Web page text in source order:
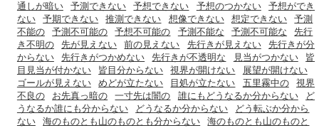
通しが暗い
予測できない 予想できない 予想のつかない
予想ができ
ない
予期できない 推測できない 想像できない 想定できない
予測
不能の
予測不可能の 予想不可能の 予測不能な 予測不可能な
先行
き不明の
先が見えない 前の見えない 先行きが見えない
先行きが分
からない
先行きがつかめない 先行きが不透明な 見当がつかない
皆
目見当が付かない
皆目分からない 視界が開けない
展望が開けない
ゴールが見えない
めどが立たない 目処が立たない 五里霧中の
視界
不良の
お先真っ暗の 一寸先は闇の 誰にもどうなるか分からない
ど
うなるか誰にも分からない
どうなるか分からない
どう転ぶか分から
ない
海のものとも山のものとも分からない
海のものとも山のものと